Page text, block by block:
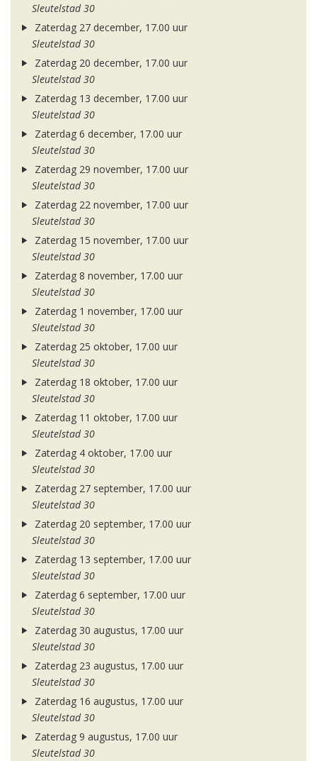
Sleutelstad 30
Zaterdag 27 december, 17.00 uur
Sleutelstad 30
Zaterdag 20 december, 17.00 uur
Sleutelstad 30
Zaterdag 13 december, 17.00 uur
Sleutelstad 30
Zaterdag 6 december, 17.00 uur
Sleutelstad 30
Zaterdag 29 november, 17.00 uur
Sleutelstad 30
Zaterdag 22 november, 17.00 uur
Sleutelstad 30
Zaterdag 15 november, 17.00 uur
Sleutelstad 30
Zaterdag 8 november, 17.00 uur
Sleutelstad 30
Zaterdag 1 november, 17.00 uur
Sleutelstad 30
Zaterdag 25 oktober, 17.00 uur
Sleutelstad 30
Zaterdag 18 oktober, 17.00 uur
Sleutelstad 30
Zaterdag 11 oktober, 17.00 uur
Sleutelstad 30
Zaterdag 4 oktober, 17.00 uur
Sleutelstad 30
Zaterdag 27 september, 17.00 uur
Sleutelstad 30
Zaterdag 20 september, 17.00 uur
Sleutelstad 30
Zaterdag 13 september, 17.00 uur
Sleutelstad 30
Zaterdag 6 september, 17.00 uur
Sleutelstad 30
Zaterdag 30 augustus, 17.00 uur
Sleutelstad 30
Zaterdag 23 augustus, 17.00 uur
Sleutelstad 30
Zaterdag 16 augustus, 17.00 uur
Sleutelstad 30
Zaterdag 9 augustus, 17.00 uur
Sleutelstad 30